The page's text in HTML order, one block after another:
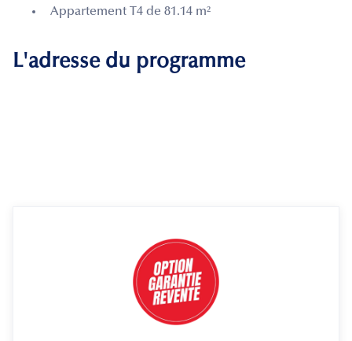
Appartement T4 de 81.14 m²
L'adresse du programme